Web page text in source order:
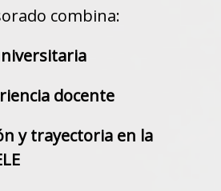
combina:
docente
y trayectoria en la